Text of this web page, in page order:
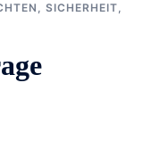
SICHERHEIT